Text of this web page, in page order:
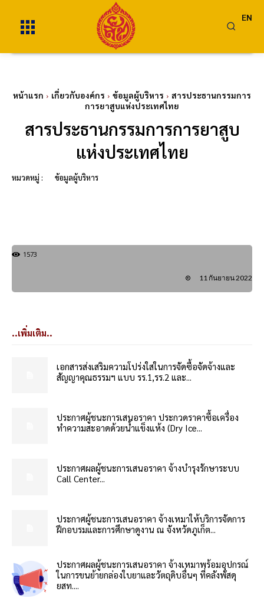
EN
หน้าแรก เกี่ยวกับองค์กร ข้อมูลผู้บริหาร
สารประธานกรรมการ
การยาสูบแห่งประเทศไทย
สารประธานกรรมการการยาสูบ
แห่งประเทศไทย
หมวดหมู่ : ข้อมูลผู้บริหาร
1573
11 กันยายน 2022
..เพิ่มเติม..
เอกสารส่งเสริมความโปร่งใสในการจัดซื้อจัดจ้างและ
สัญญาคุณธรรมฯ แบบ รร.1,รร.2 และ...
ประกาศผู้ชนะการเสนอราคา ประกวดราคาซื้อเครื่อง
ทำความสะอาดด้วยน้ำแข็งแห้ง (Dry Ice...
ประกาศผลผู้ชนะการเสนอราคา จ้างบำรุงรักษาระบบ
Call Center...
ประกาศผู้ชนะการเสนอราคา จ้างเหมาให้บริการจัดการ
ฝึกอบรมและการศึกษาดูงาน ณ จังหวัดภูเก็ต...
ประกาศผลผู้ชนะการเสนอราคา จ้างเหมาพร้อมอุปกรณ์
ในการขนย้ายกล่องใบยาและวัตถุดิบอื่นๆ ที่คลังพัสดุ
ยสท....